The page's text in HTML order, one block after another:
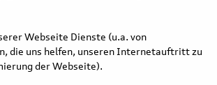
80 quattro im Herbst 1986 führte Audi ein
Webseite Dienste (u.a. von
die uns helfen, unseren Internetauftritt zu
der Webseite).